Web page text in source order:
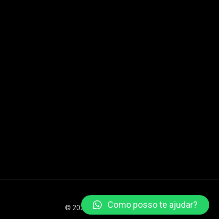
© 2026 XSTEAM Todos os direitos reservados
Como posso te ajudar?